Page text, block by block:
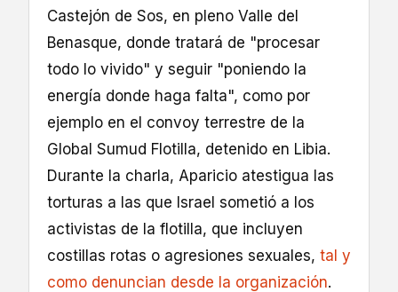
Castejón de Sos, en pleno Valle del
Benasque, donde tratará de "procesar
todo lo vivido" y seguir "poniendo la
energía donde haga falta", como por
ejemplo en el convoy terrestre de la
Global Sumud Flotilla, detenido en Libia.
Durante la charla, Aparicio atestigua las
torturas a las que Israel sometió a los
activistas de la flotilla, que incluyen
costillas rotas o agresiones sexuales, tal y
como denuncian desde la organización.